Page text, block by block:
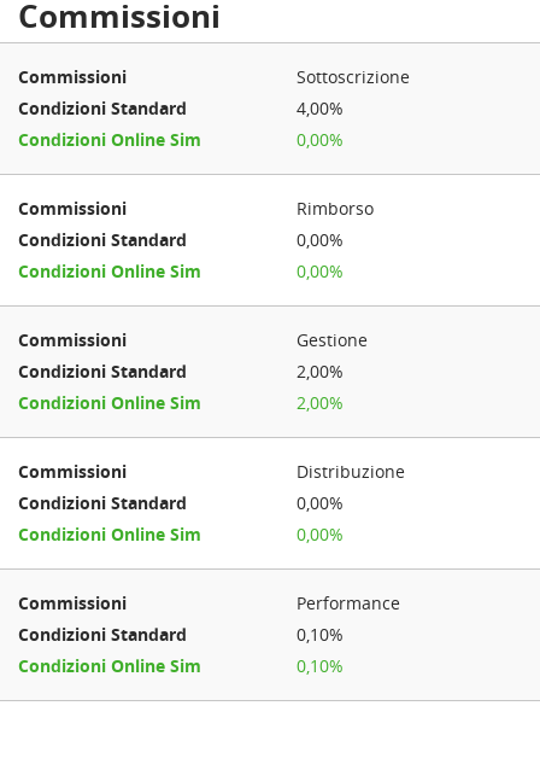
Commissioni
Sottoscrizione
4,00%
0,00%
Rimborso
0,00%
0,00%
Gestione
2,00%
2,00%
Distribuzione
0,00%
0,00%
Performance
0,10%
0,10%